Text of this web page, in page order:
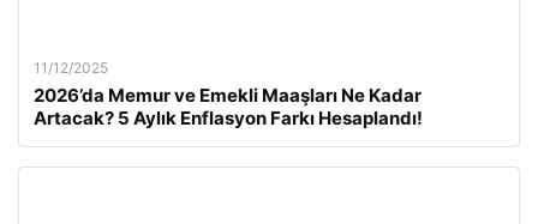
11/12/2025
2026’da Memur ve Emekli Maaşları Ne Kadar
Artacak? 5 Aylık Enflasyon Farkı Hesaplandı!